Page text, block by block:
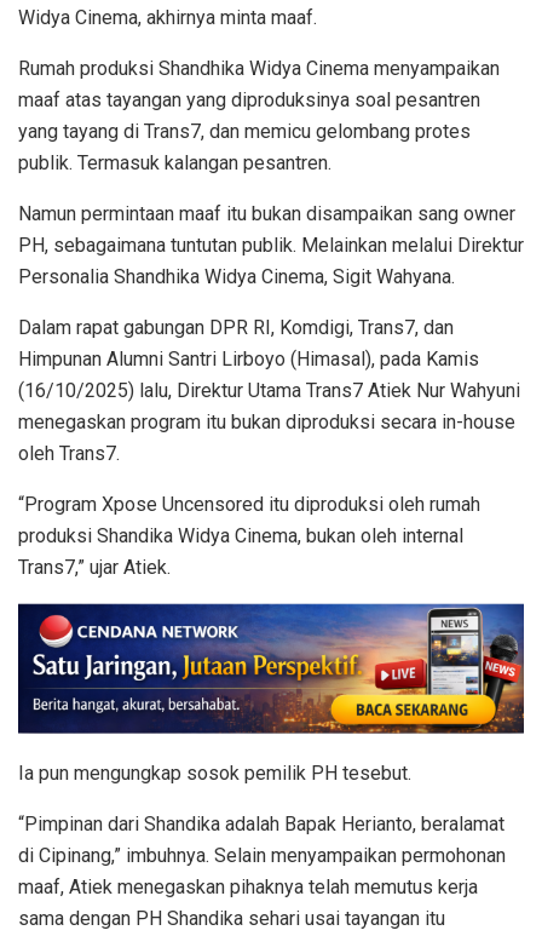
Widya Cinema, akhirnya minta maaf.
Rumah produksi Shandhika Widya Cinema menyampaikan
maaf atas tayangan yang diproduksinya soal pesantren
yang tayang di Trans7, dan memicu gelombang protes
publik. Termasuk kalangan pesantren.
Namun permintaan maaf itu bukan disampaikan sang owner
PH, sebagaimana tuntutan publik. Melainkan melalui Direktur
Personalia Shandhika Widya Cinema, Sigit Wahyana.
Dalam rapat gabungan DPR RI, Komdigi, Trans7, dan
Himpunan Alumni Santri Lirboyo (Himasal), pada Kamis
(16/10/2025) lalu, Direktur Utama Trans7 Atiek Nur Wahyuni
menegaskan program itu bukan diproduksi secara in-house
oleh Trans7.
“Program Xpose Uncensored itu diproduksi oleh rumah
produksi Shandika Widya Cinema, bukan oleh internal
Trans7,” ujar Atiek.
Ia pun mengungkap sosok pemilik PH tesebut.
“Pimpinan dari Shandika adalah Bapak Herianto, beralamat
di Cipinang,” imbuhnya. Selain menyampaikan permohonan
maaf, Atiek menegaskan pihaknya telah memutus kerja
sama dengan PH Shandika sehari usai tayangan itu